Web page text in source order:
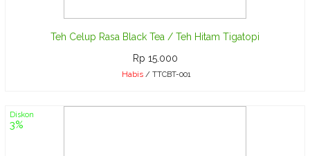
Teh Celup Rasa Black Tea / Teh Hitam Tigatopi
Rp 15.000
Habis/ TTCBT-001
Diskon
3%